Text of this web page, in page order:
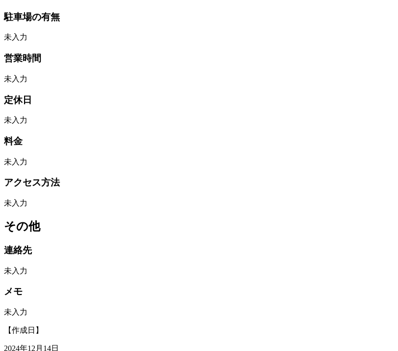
駐車場の有無
未入力
営業時間
未入力
定休日
未入力
料金
未入力
アクセス方法
未入力
その他
連絡先
未入力
メモ
未入力
【作成日】
2024年12月14日